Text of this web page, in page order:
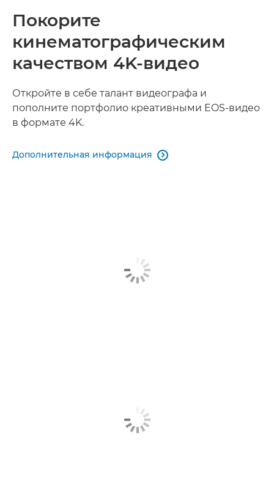
Покорите
кинематографическим
качеством 4K-видео
Откройте в себе талант видеографа и
пополните портфолио креативными EOS-видео
в формате 4K.
Дополнительная информация 